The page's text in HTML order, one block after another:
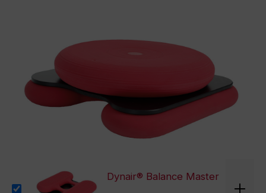
Dynair® Balance Master